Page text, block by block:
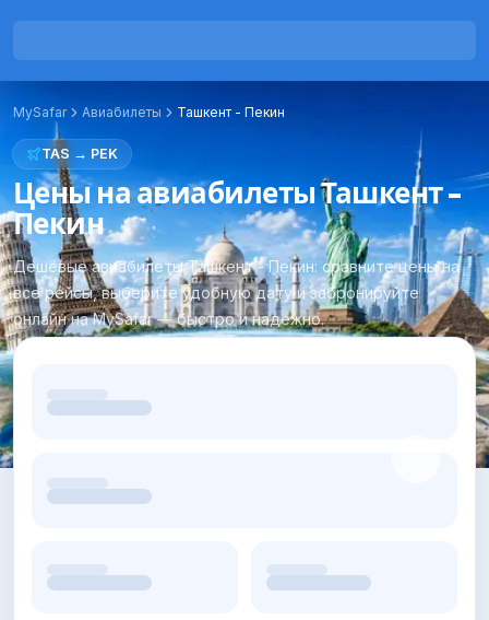
MySafar Авиабилеты Ташкент - Пекин
TAS → PEK
Цены на авиабилеты Ташкент -
Пекин
Дешёвые авиабилеты Ташкент - Пекин: сравните цены на
все рейсы, выберите удобную дату и забронируйте
онлайн на MySafar — быстро и надёжно.